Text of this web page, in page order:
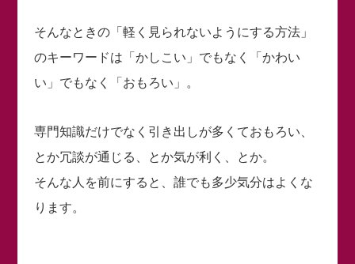
そんなときの「軽く見られないようにする方法」
のキーワードは「かしこい」でもなく「かわい
い」でもなく「おもろい」。
専門知識だけでなく引き出しが多くておもろい、
とか冗談が通じる、とか気が利く、とか。
そんな人を前にすると、誰でも多少気分はよくな
ります。